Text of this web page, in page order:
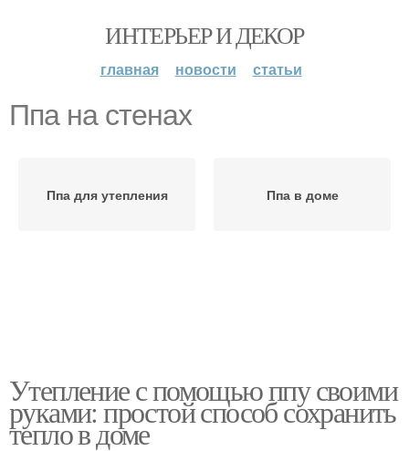
ИНТЕРЬЕР И ДЕКОР
главная новости статьи
Ппа на стенах
Ппа для утепления Ппа в доме
Утепление с помощью ппу своими
руками: простой способ сохранить
тепло в доме